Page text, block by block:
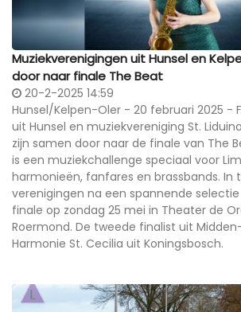
Muziekverenigingen uit Hunsel en
door naar finale The Beat
20-2-2025 14:59
Hunsel/Kelpen-Oler - 20 februari 2025 -
uit Hunsel en muziekvereniging St.
zijn samen door naar de finale van The
is een muziekchallenge speciaal voor
harmonieën, fanfares en brassbands. In
verenigingen na een spannende
finale op zondag 25 mei in Theater de
Roermond. De tweede finalist uit
Harmonie St. Cecilia uit Koningsbosch.